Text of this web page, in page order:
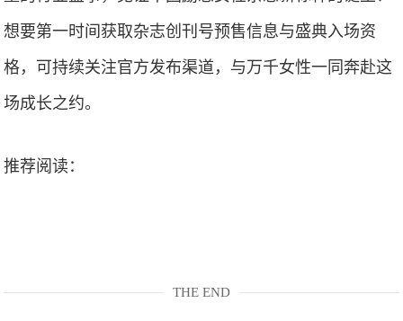
想要第一时间获取杂志创刊号预售信息与盛典入场资
格，可持续关注官方发布渠道，与万千女性一同奔赴这
场成长之约。
推荐阅读：
THE END